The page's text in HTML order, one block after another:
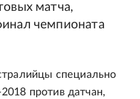
матча,
чемпионата
специально
против датчан,